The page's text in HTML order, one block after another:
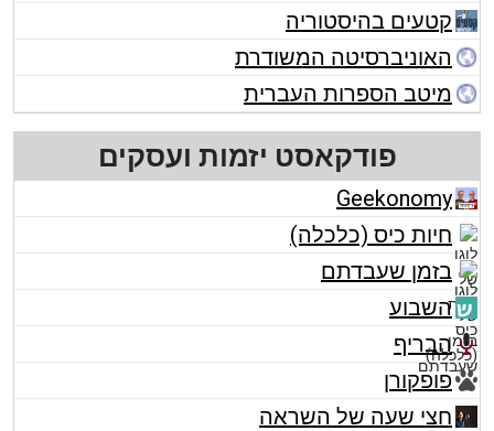
קטעים בהיסטוריה
האוניברסיטה המשודרת
מיטב הספרות העברית
פודקאסט יזמות ועסקים
Geekonomy
חיות כיס (כלכלה)
בזמן שעבדתם
השבוע
הבריף
פופקורן
חצי שעה של השראה